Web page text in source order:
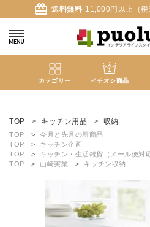
card_giftcard 送料無料 11,000円以上（
カテゴリー イチオシ商品
ようこそ ゲスト 様
meeting_room ログイン person 新規会員
TOP キッチン用品 収納
TOP
今月と先月の新商品
TOP
キッチン企画
TOP
キッチン・生活雑貨（メール便対
TOP
山崎実業 キッチン収納